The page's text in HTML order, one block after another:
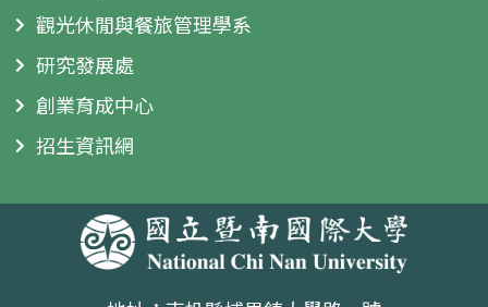
觀光休閒與餐旅管理學系
研究發展處
創業育成中心
招生資訊網